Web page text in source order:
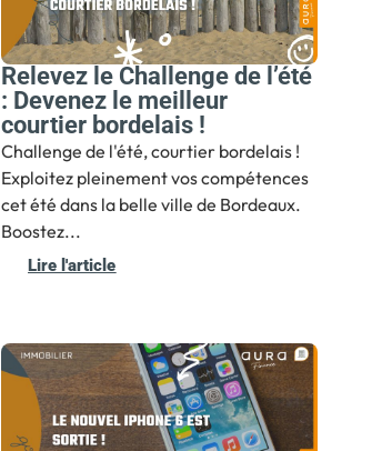
Relevez le Challenge de l’été
: Devenez le meilleur
courtier bordelais !
Challenge de l'été, courtier bordelais !
Exploitez pleinement vos compétences
cet été dans la belle ville de Bordeaux. ️
Boostez...
Lire l'article